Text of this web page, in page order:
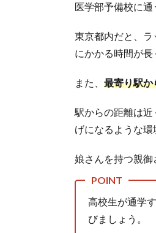
医学部予備校に通
東京都内だと、
にかかる時間が長
また、 最寄り駅か
駅からの距離は
げになるような環
娘さんを持つ親御
高校生が通学
びましょう。